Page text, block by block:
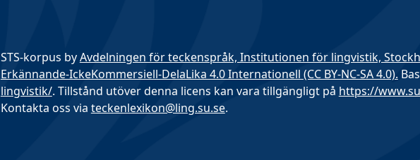
STS-korpus byAvdelningen för teckenspråk, Institutionen för lingvistik,
Erkännande-IckeKommersiell-DelaLika 4.0 Internationell (CC BY-NC-SA 4.0).
lingvistik/. Tillstånd utöver denna licens kan vara tillgängligt på https://
Kontakta oss via teckenlexikon@ling.su.se.